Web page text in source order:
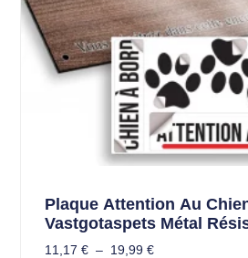
Plaque Attention Au
Vastgotaspets Métal
11,17 € – 19,99 €